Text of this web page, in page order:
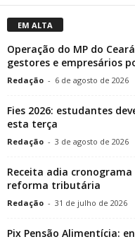
EM ALTA
Operação do MP do
gestores e empresários
Redação - 6 de agosto de 2026
Fies 2026: estudantes
esta terça
Redação - 3 de agosto de 2026
Receita adia
reforma tributária
Redação - 31 de julho de 2026
Pix Pensão Alimentícia: